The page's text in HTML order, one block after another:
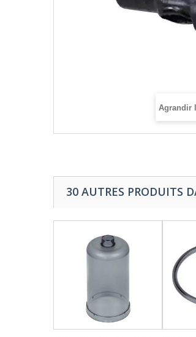
Agrandir
30 AUTRES PRODUITS